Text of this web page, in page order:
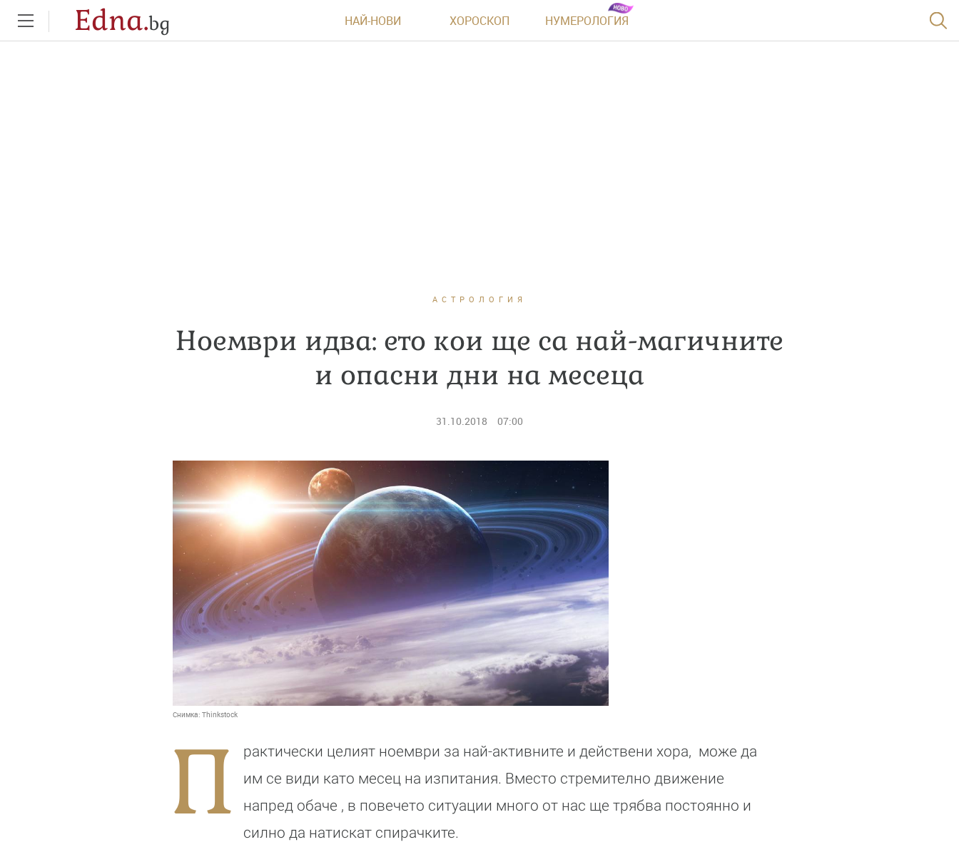
Edna.bg НАЙ-НОВИ ХОРОСКОП НУМЕРОЛОГИЯ
АСТРОЛОГИЯ
Ноември идва: ето кои ще са най-магичните
и опасни дни на месеца
31.10.2018 07:00
Снимка: Thinkstock
П
рактически целият ноември за най-активните и действени хора, може да
им се види като месец на изпитания. Вместо стремително движение
напред обаче , в повечето ситуации много от нас ще трябва постоянно и
силно да натискат спирачките.